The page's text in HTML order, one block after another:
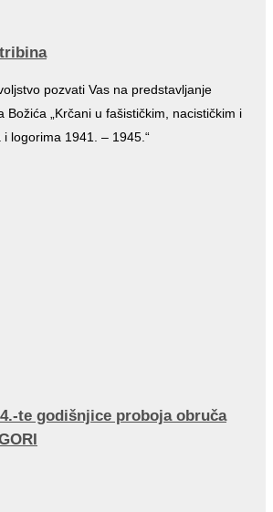
pozvati Vas na predstavljanje
Božića „Krčani u fašističkim, nacističkim i
logorima 1941. – 1945.“
te godišnjice proboja obruča